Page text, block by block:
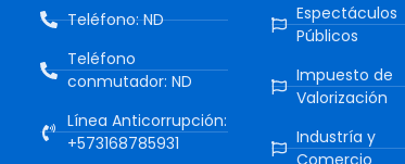
Teléfono: ND
Teléfono
conmutador: ND
Línea Anticorrupción:
+573168785931
Espectáculos
Públicos
Impuesto de
Valorización
Industría y
Comercio